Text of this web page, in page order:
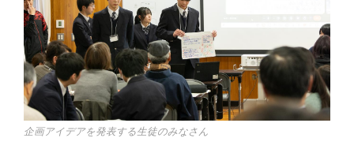
企画アイデアを発表する生徒のみなさん